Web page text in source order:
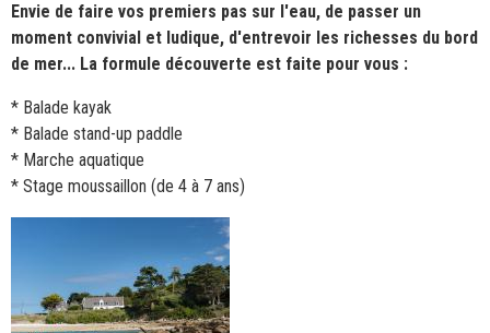
Envie de faire vos premiers pas sur l'eau, de passer un
moment convivial et ludique, d'entrevoir les richesses du bord
de mer... La formule découverte est faite pour vous :
* Balade kayak
* Balade stand-up paddle
* Marche aquatique
* Stage moussaillon (de 4 à 7 ans)